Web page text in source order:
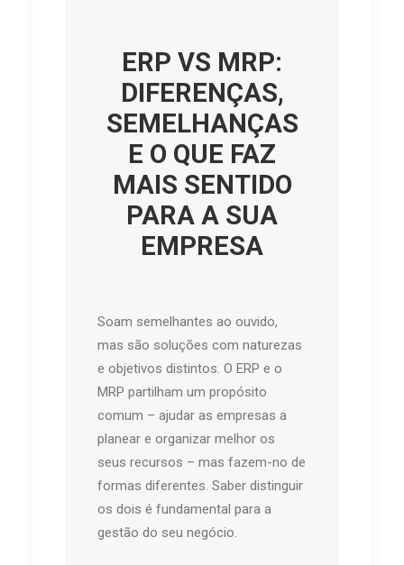
ERP VS MRP:
DIFERENÇAS,
SEMELHANÇAS
E O QUE FAZ
MAIS SENTIDO
PARA A SUA
EMPRESA
Soam semelhantes ao ouvido,
mas são soluções com naturezas
e objetivos distintos. O ERP e o
MRP partilham um propósito
comum – ajudar as empresas a
planear e organizar melhor os
seus recursos – mas fazem-no de
formas diferentes. Saber distinguir
os dois é fundamental para a
gestão do seu negócio.